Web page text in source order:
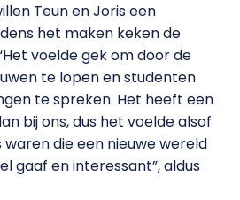
Teun en Joris een
het maken keken de
voelde gek om door de
te lopen en studenten
te spreken. Het heeft een
bij ons, dus het voelde alsof
die een nieuwe wereld
gaaf en interessant”, aldus